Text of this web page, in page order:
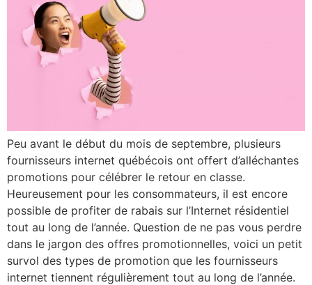
Peu avant le début du mois de septembre, plusieurs
fournisseurs internet québécois ont offert d’alléchantes
promotions pour célébrer le retour en classe.
Heureusement pour les consommateurs, il est encore
possible de profiter de rabais sur l’Internet résidentiel
tout au long de l’année. Question de ne pas vous perdre
dans le jargon des offres promotionnelles, voici un petit
survol des types de promotion que les fournisseurs
internet tiennent régulièrement tout au long de l’année.